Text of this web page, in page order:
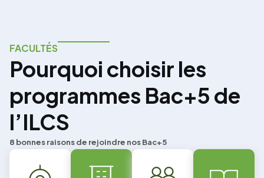
FACULTÉS
Pourquoi choisir les
programmes Bac+5 de
l’ILCS
8 bonnes raisons de rejoindre nos Bac+5